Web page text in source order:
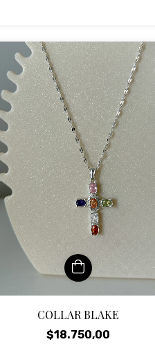
COLLAR BLAKE
$18.750,00